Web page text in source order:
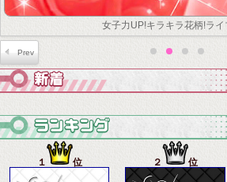
女子力UP!キラキラ花柄!ライ
１ 位 ２ 位